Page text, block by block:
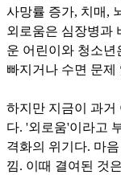
사망률 증가, 치매,
외로움은 심장병과
운 어린이와 청소년
빠지거나 수면 문제
하지만 지금이 과거
다. '외로움'이라고
격화의 위기다. 마
낌. 이때 결여된 것